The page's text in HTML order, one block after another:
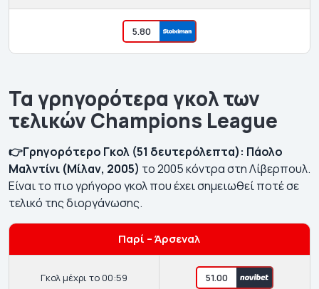
5.80
Τα γρηγορότερα γκολ των
τελικών Champions League
👉Γρηγορότερο Γκολ (51 δευτερόλεπτα): Πάολο
Μαλντίνι (Μίλαν, 2005) το 2005 κόντρα στη Λίβερπουλ.
Είναι το πιο γρήγορο γκολ που έχει σημειωθεί ποτέ σε
τελικό της διοργάνωσης.
Παρί – Άρσεναλ
Γκολ μέχρι το 00:59 51.00